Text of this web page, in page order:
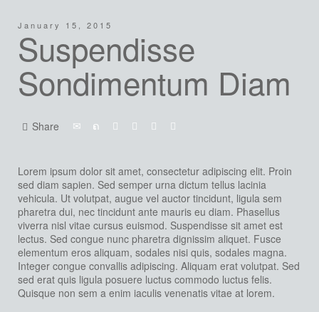
January 15, 2015
Suspendisse
Sondimentum Diam
Share
Lorem ipsum dolor sit amet, consectetur adipiscing elit. Proin
sed diam sapien. Sed semper urna dictum tellus lacinia
vehicula. Ut volutpat, augue vel auctor tincidunt, ligula sem
pharetra dui, nec tincidunt ante mauris eu diam. Phasellus
viverra nisl vitae cursus euismod. Suspendisse sit amet est
lectus. Sed congue nunc pharetra dignissim aliquet. Fusce
elementum eros aliquam, sodales nisi quis, sodales magna.
Integer congue convallis adipiscing. Aliquam erat volutpat. Sed
sed erat quis ligula posuere luctus commodo luctus felis.
Quisque non sem a enim iaculis venenatis vitae at lorem.